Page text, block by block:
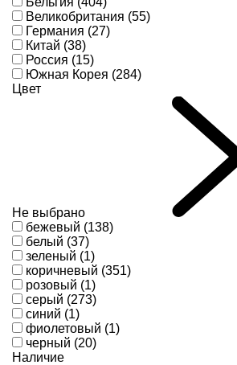
Великобритания (55)
Германия (27)
Китай (38)
Россия (15)
Южная Корея (284)
Цвет
Не выбрано
бежевый (138)
белый (37)
зеленый (1)
коричневый (351)
розовый (1)
серый (273)
синий (1)
фиолетовый (1)
черный (20)
Наличие